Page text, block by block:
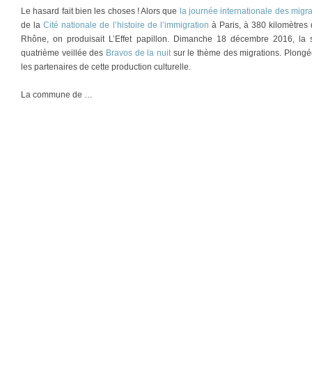
Le hasard fait bien les choses ! Alors que la journée internationale des
de laCité nationale de l’histoire de l’immigration à Paris, à 380
Rhône, on produisait L’Effet papillon. Dimanche 18 décembre 2016,
quatrième veillée des Bravos de la nuit sur le thème des migrations.
les partenaires de cette production culturelle.
La commune de …